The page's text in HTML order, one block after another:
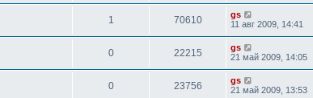
1 70610
gs
11 авг 2009, 14:41
0 22215
gs
21 май 2009, 14:05
0 23756
gs
21 май 2009, 13:53